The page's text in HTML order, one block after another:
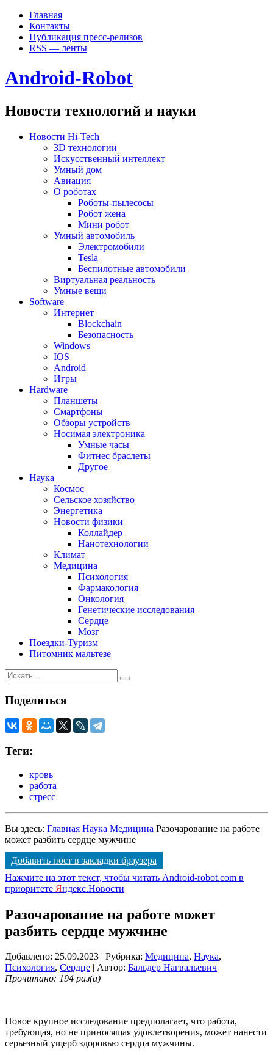
Главная
Контакты
Публикация пресс-релизов
RSS — ленты
Android-Robot
Новости технологий и науки
Новости Hi-Tech
3D технологии
Искусственный интеллект
Умный дом
Авиация
О роботах
Роботы-пылесосы
Робот жена
Мини робот
Умный автомобиль
Электромобили
Tesla
Беспилотные автомобили
Виртуальная реальность
Умные вещи
Software
Интернет
Blockchain
Безопасность
Windows
IOS
Android
Игры
Hardware
Планшеты
Смартфоны
Обзоры устройств
Носимая электроника
Умные часы
Фитнес браслеты
Другое
Наука
Космос
Сельское хозяйство
Энергетика
Новости физики
Коллайдер
Нанотехнологии
Климат
Медицина
Психология
Фармакология
Онкология
Генетические исследования
Сердце
Мозг
Поездки-Туризм
Питомник мальтезе
Поделиться
Теги:
кровь
работа
стресс
Вы здесь: Главная Наука Медицина Разочарование на работе
может разбить сердце мужчине
Добавить пост в закладки браузера
Нажмите на этот текст, чтобы читать Android-robot.com в
приоритете Яндекс.Новости
Разочарование на работе может
разбить сердце мужчине
Добавлено: 25.09.2023 | Рубрика: Медицина, Наука,
Психология, Сердце | Автор: Бальдер Нагвальевич
Прочитано: 194 раз(а)
Новое крупное исследование предполагает, что работа,
требующая, но не приносящая удовлетворения, может нанести
серьезный ущерб здоровью сердца мужчины.